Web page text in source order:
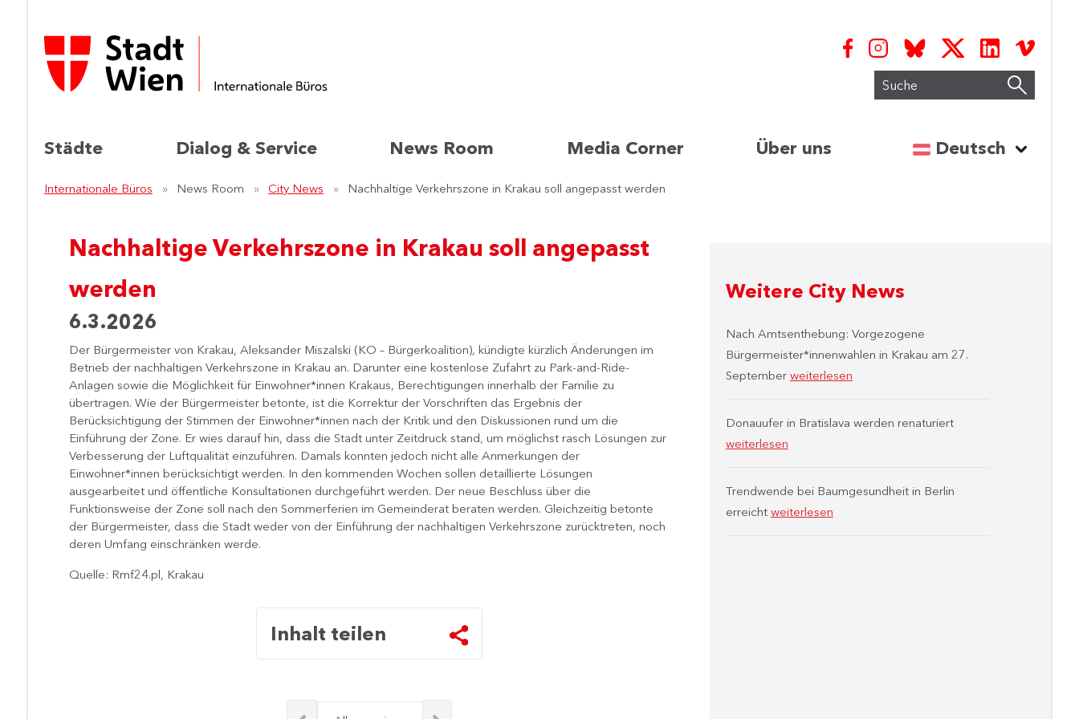
Suche
Städte Dialog & Service News Room Media Corner Über uns Sprache
Deutsch
Internationale Büros News Room City News Nachhaltige Verkehrszone in Krakau soll angepasst werden
Nachhaltige Verkehrszone in Krakau soll angepasst
werden
6.3.2026
​Der Bürgermeister von Krakau, Aleksander Miszalski (KO – Bürgerkoalition), kündigte kürzlich Änderungen im
Betrieb der nachhaltigen Verkehrszone in Krakau an. Darunter eine kostenlose Zufahrt zu Park-and-Ride-
Anlagen sowie die Möglichkeit für Einwohner*innen Krakaus, Berechtigungen innerhalb der Familie zu
übertragen. Wie der Bürgermeister betonte, ist die Korrektur der Vorschriften das Ergebnis der
Berücksichtigung der Stimmen der Einwohner*innen nach der Kritik und den Diskussionen rund um die
Einführung der Zone. Er wies darauf hin, dass die Stadt unter Zeitdruck stand, um möglichst rasch Lösungen zur
Verbesserung der Luftqualität einzuführen. Damals konnten jedoch nicht alle Anmerkungen der
Einwohner*innen berücksichtigt werden. In den kommenden Wochen sollen detaillierte Lösungen
ausgearbeitet und öffentliche Konsultationen durchgeführt werden. Der neue Beschluss über die
Funktionsweise der Zone soll nach den Sommerferien im Gemeinderat beraten werden. Gleichzeitig betonte
der Bürgermeister, dass die Stadt weder von der Einführung der nachhaltigen Verkehrszone zurücktreten, noch
deren Umfang einschränken werde.
Quelle: Rmf24.pl, Krakau
Inhalt teilen
Weitere City News
Nach Amtsenthebung: Vorgezogene
Bürgermeister*innenwahlen in Krakau am 27.
September weiterlesen
Donauufer in Bratislava werden renaturiert
weiterlesen
Trendwende bei Baumgesundheit in Berlin
erreicht weiterlesen